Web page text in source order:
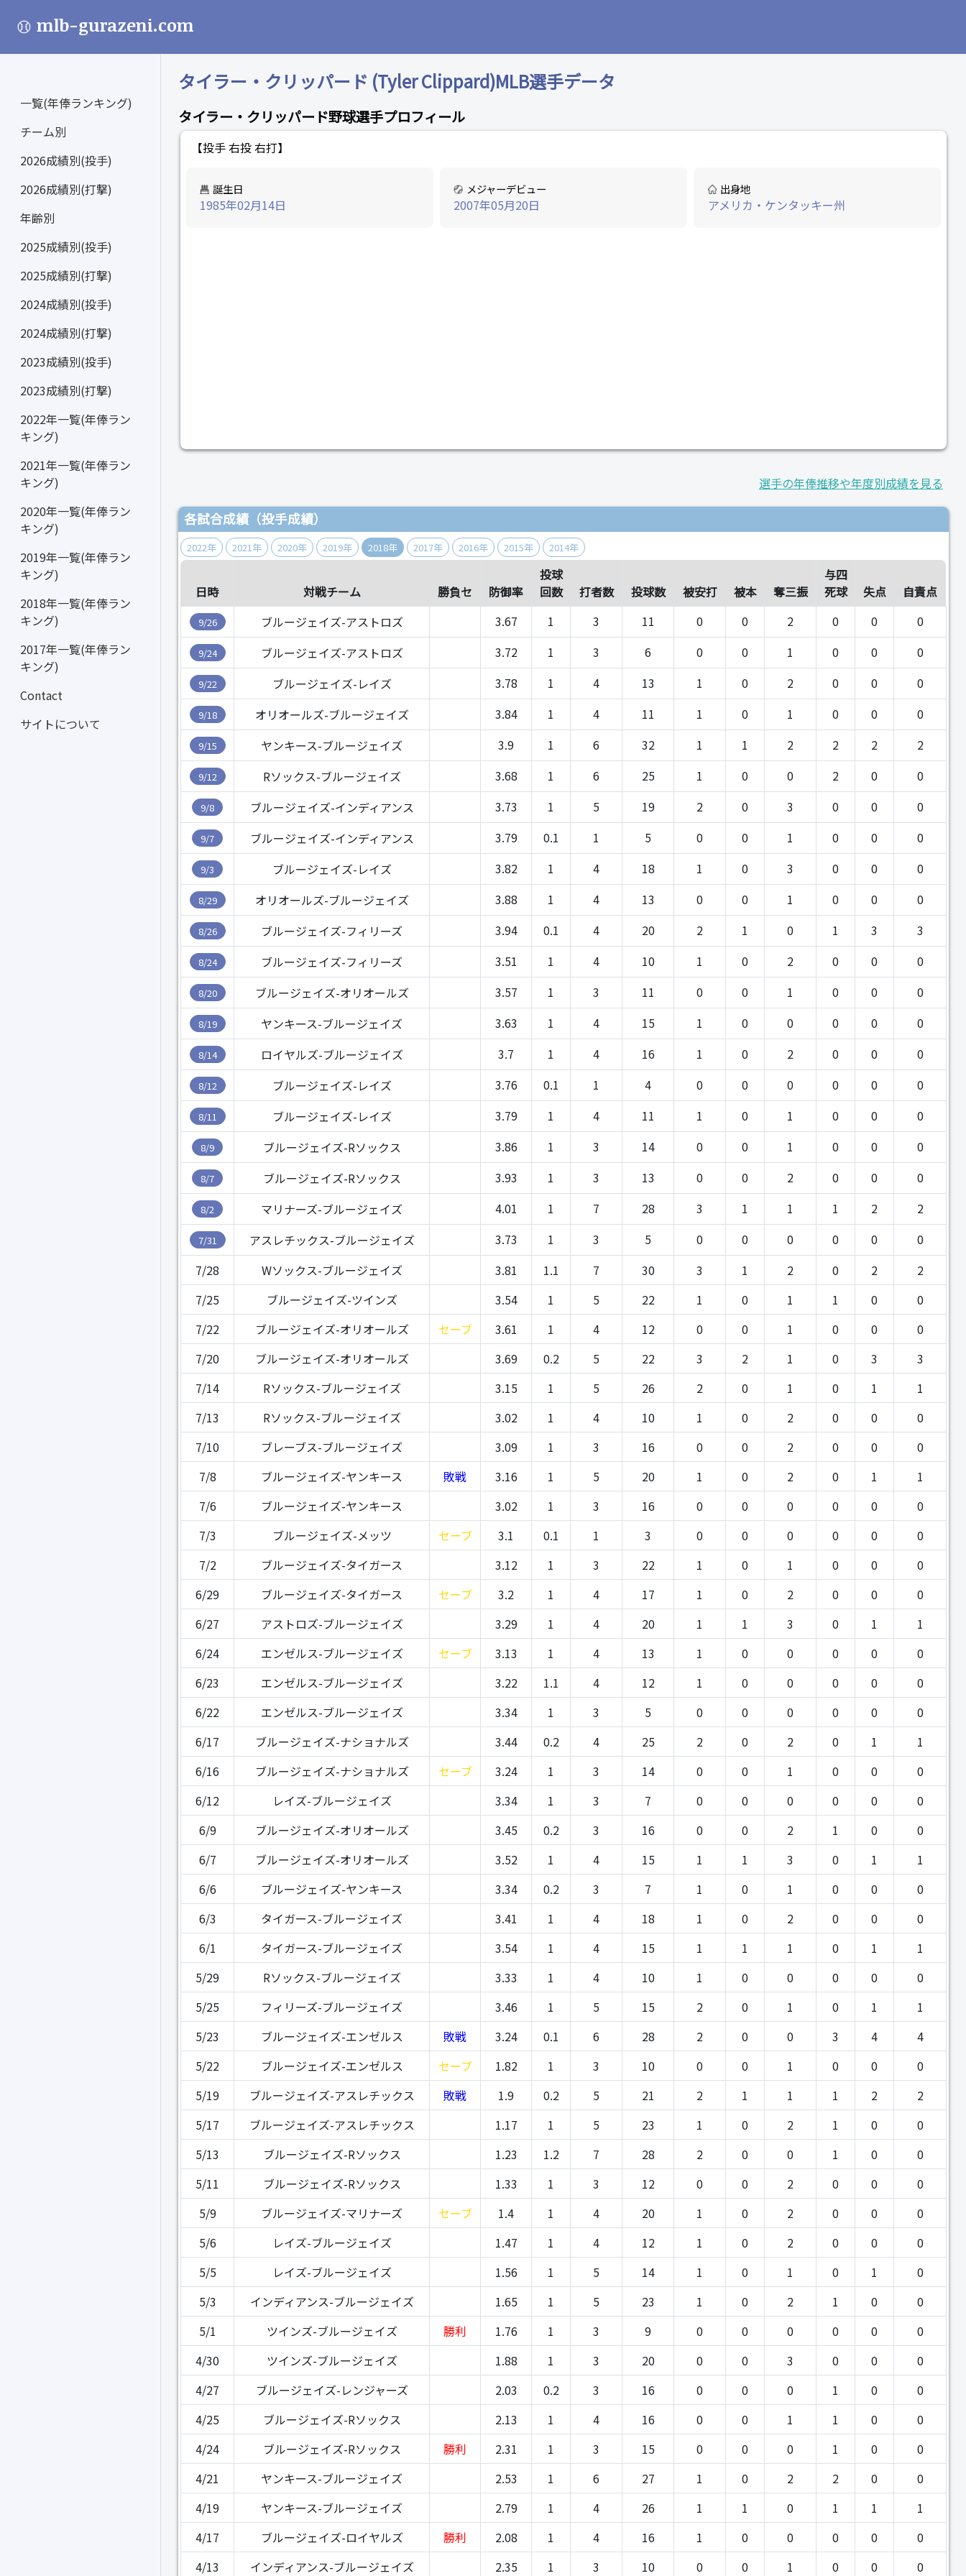
mlb-gurazeni.com
一覧(年俸ランキング)
チーム別
2026成績別(投手)
2026成績別(打撃)
年齢別
2025成績別(投手)
2025成績別(打撃)
2024成績別(投手)
2024成績別(打撃)
2023成績別(投手)
2023成績別(打撃)
2022年一覧(年俸ラン
キング)
2021年一覧(年俸ラン
キング)
2020年一覧(年俸ラン
キング)
2019年一覧(年俸ラン
キング)
2018年一覧(年俸ラン
キング)
2017年一覧(年俸ラン
キング)
Contact
サイトについて
タイラー・クリッパード (Tyler Clippard)MLB選手データ
タイラー・クリッパード野球選手プロフィール
【投手 右投 右打】
誕生日
1985年02月14日
メジャーデビュー
2007年05月20日
出身地
アメリカ・ケンタッキー州
選手の年俸推移や年度別成績を見る
各試合成績（投手成績）
2022年 2021年 2020年 2019年 2018年 2017年 2016年 2015年 2014年
日時 対戦チーム 勝負セ 防御率
投球
回数
打者数 投球数 被安打 被本 奪三振
与四
死球
失点 自責点
9/26 ブルージェイズ-アストロズ 3.67 1 3 11 0 0 2 0 0 0
9/24 ブルージェイズ-アストロズ 3.72 1 3 6 0 0 1 0 0 0
9/22 ブルージェイズ-レイズ 3.78 1 4 13 1 0 2 0 0 0
9/18 オリオールズ-ブルージェイズ 3.84 1 4 11 1 0 1 0 0 0
9/15 ヤンキース-ブルージェイズ 3.9 1 6 32 1 1 2 2 2 2
9/12 Rソックス-ブルージェイズ 3.68 1 6 25 1 0 0 2 0 0
9/8 ブルージェイズ-インディアンス 3.73 1 5 19 2 0 3 0 0 0
9/7 ブルージェイズ-インディアンス 3.79 0.1 1 5 0 0 1 0 0 0
9/3 ブルージェイズ-レイズ 3.82 1 4 18 1 0 3 0 0 0
8/29 オリオールズ-ブルージェイズ 3.88 1 4 13 0 0 1 0 0 0
8/26 ブルージェイズ-フィリーズ 3.94 0.1 4 20 2 1 0 1 3 3
8/24 ブルージェイズ-フィリーズ 3.51 1 4 10 1 0 2 0 0 0
8/20 ブルージェイズ-オリオールズ 3.57 1 3 11 0 0 1 0 0 0
8/19 ヤンキース-ブルージェイズ 3.63 1 4 15 1 0 0 0 0 0
8/14 ロイヤルズ-ブルージェイズ 3.7 1 4 16 1 0 2 0 0 0
8/12 ブルージェイズ-レイズ 3.76 0.1 1 4 0 0 0 0 0 0
8/11 ブルージェイズ-レイズ 3.79 1 4 11 1 0 1 0 0 0
8/9 ブルージェイズ-Rソックス 3.86 1 3 14 0 0 1 0 0 0
8/7 ブルージェイズ-Rソックス 3.93 1 3 13 0 0 2 0 0 0
8/2 マリナーズ-ブルージェイズ 4.01 1 7 28 3 1 1 1 2 2
7/31 アスレチックス-ブルージェイズ 3.73 1 3 5 0 0 0 0 0
0
7/28
Wソックス-ブルージェイズ 3.81 1.1 7 30 3 1 2 0 2
2
7/25
ブルージェイズ-ツインズ 3.54 1 5 22 1 0 1 1 0
0
7/22
ブルージェイズ-オリオールズ セーブ 3.61 1 4 12 0 0 1 0 0
0
7/20
ブルージェイズ-オリオールズ 3.69 0.2 5 22 3 2 1 0 3
3
7/14
Rソックス-ブルージェイズ 3.15 1 5 26 2 0 1 0 1
1
7/13
Rソックス-ブルージェイズ 3.02 1 4 10 1 0 2 0 0
0
7/10
ブレーブス-ブルージェイズ 3.09 1 3 16 0 0 2 0 0
0
7/8
ブルージェイズ-ヤンキース 敗戦 3.16 1 5 20 1 0 2 0 1
1
7/6
ブルージェイズ-ヤンキース 3.02 1 3 16 0 0 0 0 0
0
7/3
ブルージェイズ-メッツ セーブ 3.1 0.1 1 3 0 0 0 0 0
0
7/2
ブルージェイズ-タイガース 3.12 1 3 22 1 0 1 0 0
0
6/29
ブルージェイズ-タイガース セーブ 3.2 1 4 17 1 0 2 0 0
0
6/27
アストロズ-ブルージェイズ 3.29 1 4 20 1 1 3 0 1
1
6/24
エンゼルス-ブルージェイズ セーブ 3.13 1 4 13 1 0 0 0 0
0
6/23
エンゼルス-ブルージェイズ 3.22 1.1 4 12 1 0 0 0 0
0
6/22
エンゼルス-ブルージェイズ 3.34 1 3 5 0 0 0 0 0
0
6/17
ブルージェイズ-ナショナルズ 3.44 0.2 4 25 2 0 2 0 1
1
6/16
ブルージェイズ-ナショナルズ セーブ 3.24 1 3 14 0 0 1 0 0
0
6/12
レイズ-ブルージェイズ 3.34 1 3 7 0 0 0 0 0
0
6/9
ブルージェイズ-オリオールズ 3.45 0.2 3 16 0 0 2 1 0
0
6/7
ブルージェイズ-オリオールズ 3.52 1 4 15 1 1 3 0 1
1
6/6
ブルージェイズ-ヤンキース 3.34 0.2 3 7 1 0 1 0 0
0
6/3
タイガース-ブルージェイズ 3.41 1 4 18 1 0 2 0 0
0
6/1
タイガース-ブルージェイズ 3.54 1 4 15 1 1 1 0 1
1
5/29
Rソックス-ブルージェイズ 3.33 1 4 10 1 0 0 0 0
0
5/25
フィリーズ-ブルージェイズ 3.46 1 5 15 2 0 1 0 1
1
5/23
ブルージェイズ-エンゼルス 敗戦 3.24 0.1 6 28 2 0 0 3 4
4
5/22
ブルージェイズ-エンゼルス セーブ 1.82 1 3 10 0 0 1 0 0
0
5/19
ブルージェイズ-アスレチックス 敗戦 1.9 0.2 5 21 2 1 1 1 2
2
5/17
ブルージェイズ-アスレチックス 1.17 1 5 23 1 0 2 1 0
0
5/13
ブルージェイズ-Rソックス 1.23 1.2 7 28 2 0 0 1 0
0
5/11
ブルージェイズ-Rソックス 1.33 1 3 12 0 0 2 0 0
0
5/9
ブルージェイズ-マリナーズ セーブ 1.4 1 4 20 1 0 2 0 0
0
5/6
レイズ-ブルージェイズ 1.47 1 4 12 1 0 2 0 0
0
5/5
レイズ-ブルージェイズ 1.56 1 5 14 1 0 1 0 1
0
5/3
インディアンス-ブルージェイズ 1.65 1 5 23 1 0 2 1 0
0
5/1
ツインズ-ブルージェイズ 勝利 1.76 1 3 9 0 0 0 0 0
0
4/30
ツインズ-ブルージェイズ 1.88 1 3 20 0 0 3 0 0
0
4/27
ブルージェイズ-レンジャーズ 2.03 0.2 3 16 0 0 0 1 0
0
4/25
ブルージェイズ-Rソックス 2.13 1 4 16 0 0 1 1 0
0
4/24
ブルージェイズ-Rソックス 勝利 2.31 1 3 15 0 0 0 1 0
0
4/21
ヤンキース-ブルージェイズ 2.53 1 6 27 1 0 2 2 0
0
4/19
ヤンキース-ブルージェイズ 2.79 1 4 26 1 1 0 1 1
1
4/17
ブルージェイズ-ロイヤルズ 勝利 2.08 1 4 16 1 0 0 0 0
0
4/13
インディアンス-ブルージェイズ 2.35 1 3 10 0 0 1 0 0 0